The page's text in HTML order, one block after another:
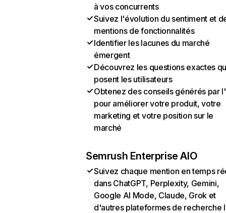
à vos concurrents
Suivez l'évolution du sentiment et
mentions de fonctionnalités
Identifier les lacunes du marché
émergent
Découvrez les questions exactes
posent les utilisateurs
Obtenez des conseils générés par
pour améliorer votre produit, votre
marketing et votre position sur le
marché
Semrush Enterprise AIO
Suivez chaque mention en temps
dans ChatGPT, Perplexity, Gemini,
Google AI Mode, Claude, Grok et
d'autres plateformes de recherche